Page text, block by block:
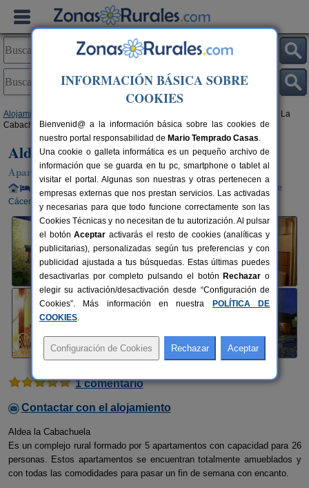
Alojamientos
> Aldea La
Cabachuela
Aldea La Cabachuela
Apartamentos Rurales en Casares de Las Hurdes (Cáceres)
Alquiler completo y por habitaciones 4-26 plazas
160 km de
Cáceres
1 comentario
Contactar con el alojamiento
Aldea la Cabachuela
Es un complejo rural formado por 5 apartamentos con capacidad para 26
personas. Estos apartamentos se encuentran totalmente amueblados y
con todas las comodidades para pasar un fin de semana con encanto.
INFORMACIÓN BÁSICA SOBRE
COOKIES
Bienvenid@ a la información básica sobre las cookies de
nuestro portal responsabilidad de Mario Temprado Casas.
Una cookie o galleta informática es un pequeño archivo de
información que se guarda en tu pc, smartphone o tablet al
visitar el portal. Algunas son nuestras y otras pertenecen a
empresas externas que nos prestan servicios. Las activadas
y necesarias para que todo funcione correctamente son las
Cookies Técnicas y no necesitan de tu autorización. Al pulsar
el botónAceptar activarás el resto de cookies (analíticas y
publicitarias), personalizadas según tus preferencias y con
publicidad ajustada a tus búsquedas. Estas últimas puedes
desactivarlas por completo pulsando el botón Rechazar o
elegir su activación/desactivación desde “Configuración de
Cookies”. Más información en nuestra
POLÍTICA DE
COOKIES.